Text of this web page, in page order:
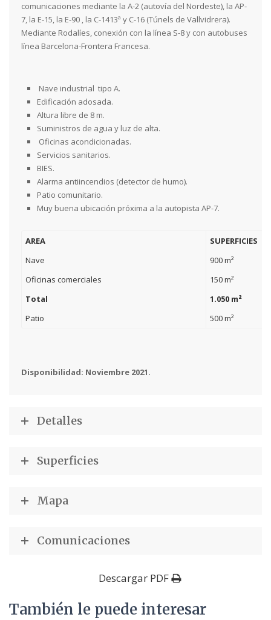
comunicaciones mediante la A-2 (autovía del Nordeste), la AP-
7, la E-15, la E-90 , la C-1413ª y C-16 (Túnels de Vallvidrera).
Mediante Rodalíes, conexión con la línea S-8 y con autobuses
línea Barcelona-Frontera Francesa.
Nave industrial tipo A.
Edificación adosada.
Altura libre de 8 m.
Suministros de agua y luz de alta.
Oficinas acondicionadas.
Servicios sanitarios.
BIES.
Alarma antiincendios (detector de humo).
Patio comunitario.
Muy buena ubicación próxima a la autopista AP-7.
AREA
SUPERFICIES
Nave
900 m²
Oficinas comerciales
150 m²
Total
1.050 m²
Patio
500 m²
Disponibilidad: Noviembre 2021.
Detalles
Superficies
Mapa
Comunicaciones
Descargar PDF
También le puede interesar